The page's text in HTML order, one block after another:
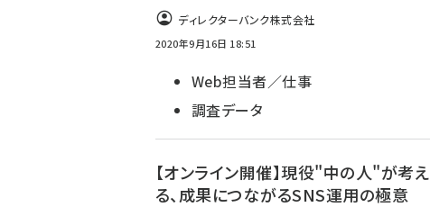
ディレクターバンク株式会社
2020年9月16日 18:51
Web担当者／仕事
調査データ
【オンライン開催】現役"中の人"が考え
る、成果につながるSNS運用の極意